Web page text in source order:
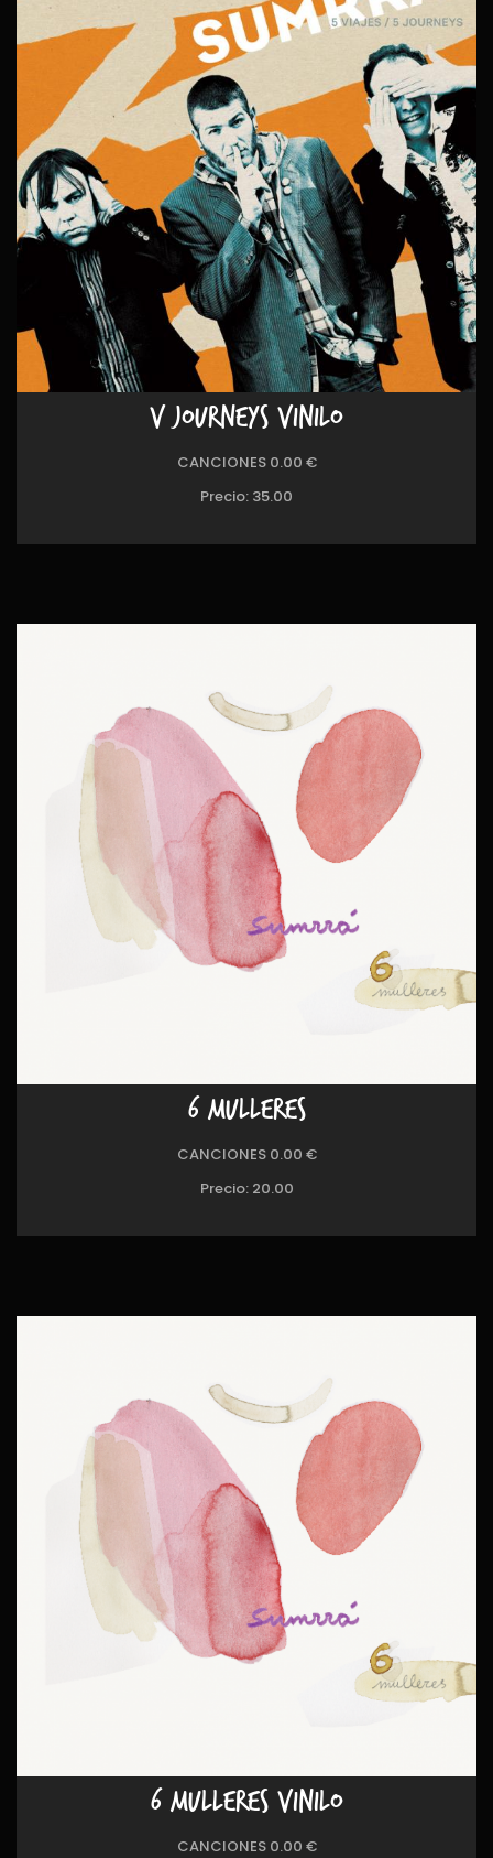
V JOURNEYS VINILO
CANCIONES 0.00 €
Precio: 35.00
6 MULLERES
CANCIONES 0.00 €
Precio: 20.00
6 MULLERES VINILO
CANCIONES 0.00 €